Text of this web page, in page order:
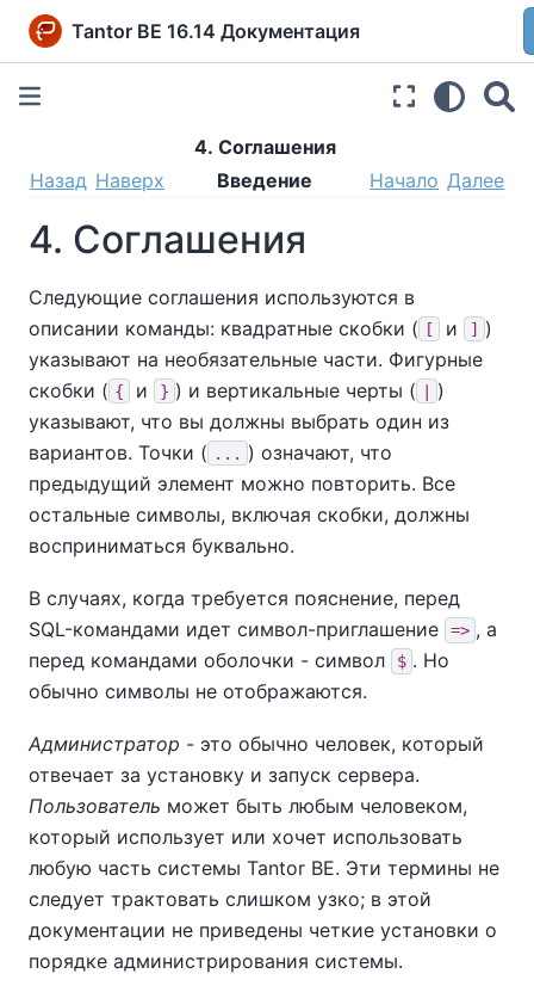
Tantor BE 16.14 Документация
4. Соглашения
Назад Наверх Введение Начало Далее
4. Соглашения
Следующие соглашения используются в
описании команды: квадратные скобки ( [ и ] )
указывают на необязательные части. Фигурные
скобки ( { и } ) и вертикальные черты ( | )
указывают, что вы должны выбрать один из
вариантов. Точки ( ... ) означают, что
предыдущий элемент можно повторить. Все
остальные символы, включая скобки, должны
восприниматься буквально.
В случаях, когда требуется пояснение, перед
SQL-командами идет символ-приглашение
=> , а
перед командами оболочки - символ
$ . Но
обычно символы не отображаются.
Администратор - это обычно человек, который
отвечает за установку и запуск сервера.
Пользователь может быть любым человеком,
который использует или хочет использовать
любую часть системы Tantor BE. Эти термины не
следует трактовать слишком узко; в этой
документации не приведены четкие установки о
порядке администрирования системы.